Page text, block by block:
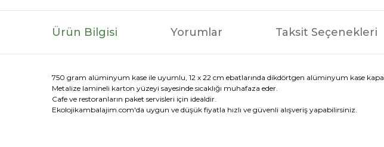
Ürün Bilgisi Yorumlar Taksit Seçenekleri
750 gram alüminyum kase ile uyumlu, 12 x 22 cm ebatlarında dikdörtgen alüminyum kase
Metalize lamineli karton yüzeyi sayesinde sıcaklığı muhafaza eder.
Cafe ve restoranların paket servisleri için idealdir.
Ekolojikambalajim.com'da uygun ve düşük fiyatla hızlı ve güvenli alışveriş yapabilirsiniz.